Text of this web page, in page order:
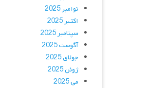
نوامبر 2025
اکتبر 2025
سپتامبر 2025
آگوست 2025
جولای 2025
ژوئن 2025
می 2025